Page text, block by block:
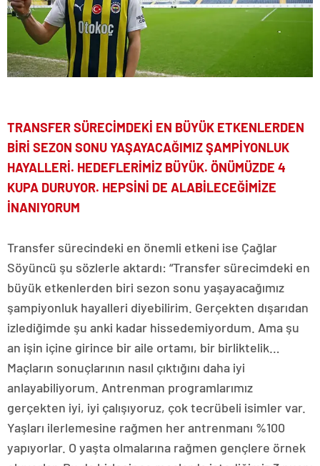
TRANSFER SÜRECİMDEKİ EN BÜYÜK ETKENLERDEN
BİRİ SEZON SONU YAŞAYACAĞIMIZ ŞAMPİYONLUK
HAYALLERİ. HEDEFLERİMİZ BÜYÜK. ÖNÜMÜZDE 4
KUPA DURUYOR. HEPSİNİ DE ALABİLECEĞİMİZE
İNANIYORUM
Transfer sürecindeki en önemli etkeni ise Çağlar
Söyüncü şu sözlerle aktardı: “Transfer sürecimdeki en
büyük etkenlerden biri sezon sonu yaşayacağımız
şampiyonluk hayalleri diyebilirim. Gerçekten dışarıdan
izlediğimde şu anki kadar hissedemiyordum. Ama şu
an işin içine girince bir aile ortamı, bir birliktelik…
Maçların sonuçlarının nasıl çıktığını daha iyi
anlayabiliyorum. Antrenman programlarımız
gerçekten iyi, iyi çalışıyoruz, çok tecrübeli isimler var.
Yaşları ilerlemesine rağmen her antrenmanı %100
yapıyorlar. O yaşta olmalarına rağmen gençlere örnek